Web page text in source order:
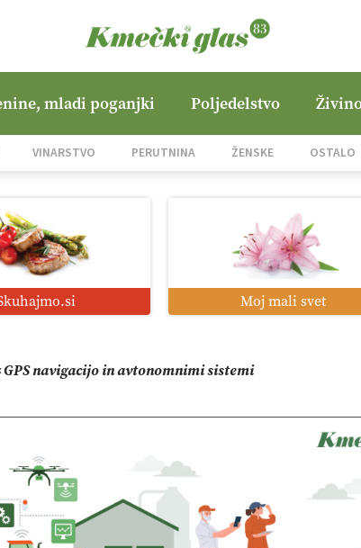
mladi poganjki Poljedelstvo
VINARSTVO PERUTNINA ŽENSKE OSTALO
Moj mali svet
do prašičjega korita
GPS navigacijo in avtonomnimi sistemi
Bregar po uničujočem požaru